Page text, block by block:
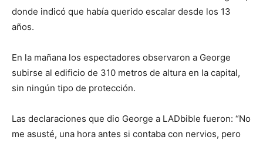
donde indicó que había querido escalar desde los 13
años.
En la mañana los espectadores observaron a George
subirse al edificio de 310 metros de altura en la capital,
sin ningún tipo de protección.
Las declaraciones que dio George a LADbible fueron: “No
me asusté, una hora antes si contaba con nervios, pero